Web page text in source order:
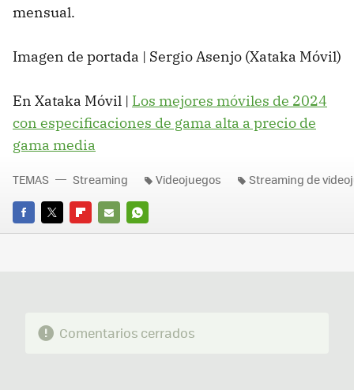
mensual.
Imagen de portada | Sergio Asenjo (Xataka Móvil)
En Xataka Móvil | Los mejores móviles de 2024
con especificaciones de gama alta a precio de
gama media
FACEBOOK
TWITTERFLIPBOARD
E-
WHATSAPP
TEMAS Streaming Videojuegos Streaming de
Comentarios cerrados